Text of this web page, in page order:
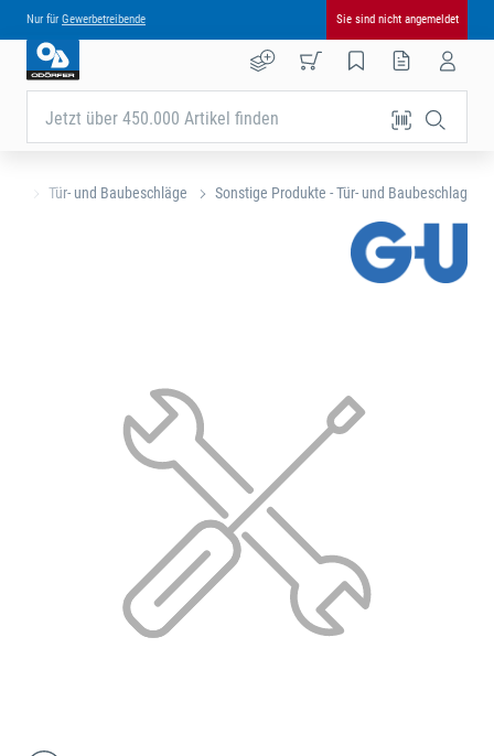
Nur für Gewerbetreibende Sie sind nicht angemeldet
Jetzt über 450.000 Artikel finden
Tür- und Baubeschläge Sonstige Produkte - Tür- und Baubeschlag